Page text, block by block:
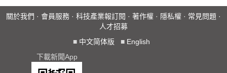
關於我們 · 會員服務 · 科技產業報訂閱 · 著作權 · 隱私權 · 常見問題 ·
人才招募
■ 中文简体版 ■ English
下載新聞App